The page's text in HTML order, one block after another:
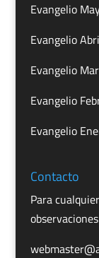
Evangelio
Evangelio
Evangelio
Evangelio
Evangelio
Contacto
Para